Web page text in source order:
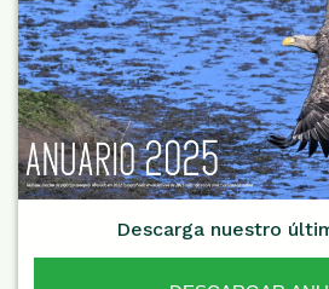
Descarga nuestro